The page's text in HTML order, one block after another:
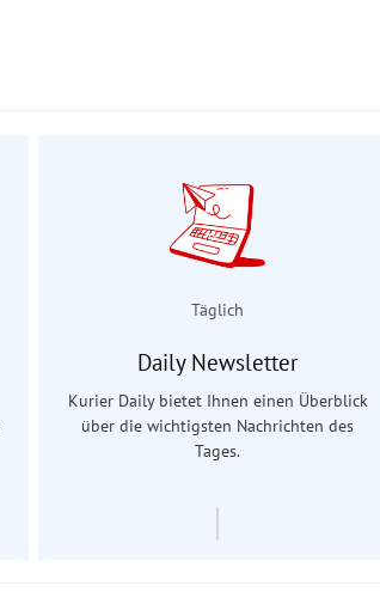
Täglich
Daily Newsletter
Kurier Daily bietet Ihnen einen Überblick
über die wichtigsten Nachrichten des
Tages.